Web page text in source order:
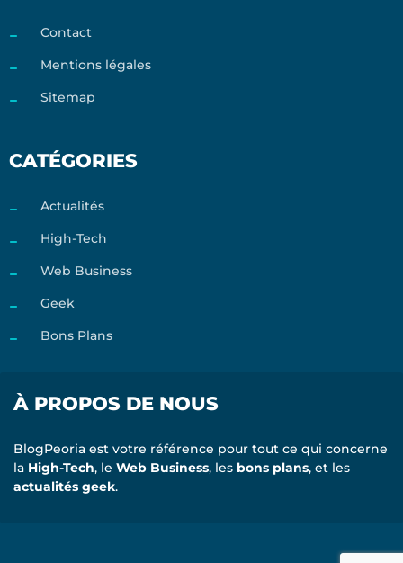
Contact
Mentions légales
Sitemap
CATÉGORIES
Actualités
High-Tech
Web Business
Geek
Bons Plans
À PROPOS DE NOUS
BlogPeoria est votre référence pour tout ce qui concerne
la High-Tech, le Web Business, les bons plans, et les
actualités geek.